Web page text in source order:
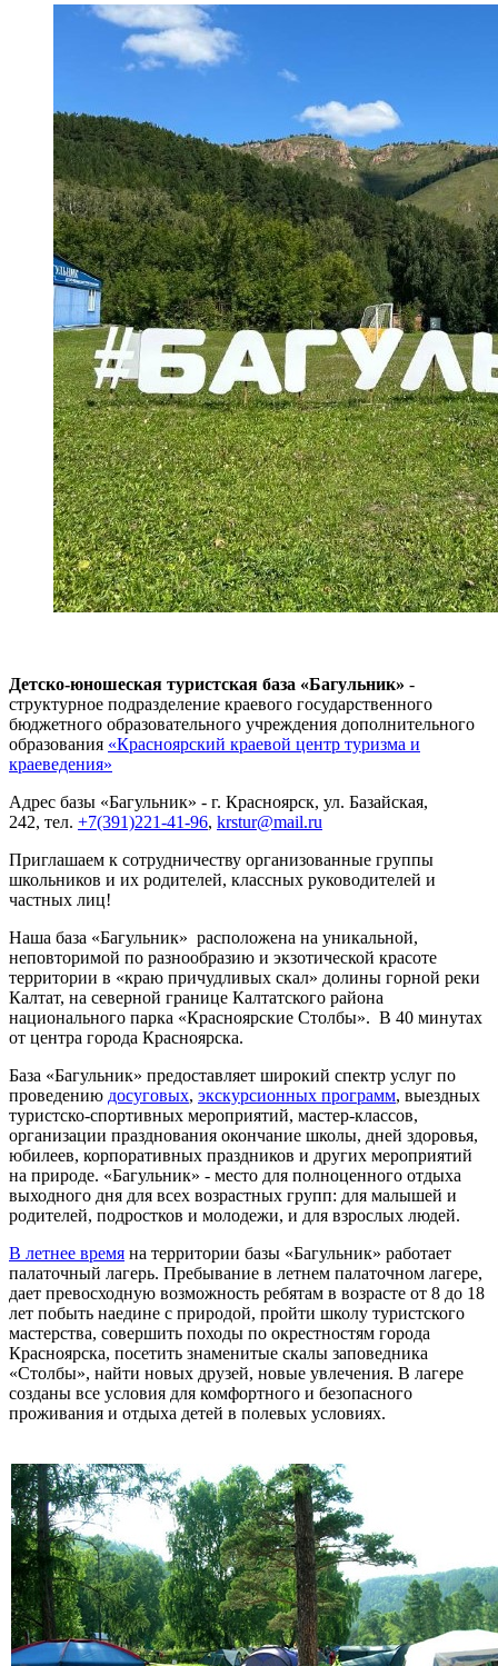
Детско-юношеская туристская база «Багульник» -
структурное подразделение краевого государственного
бюджетного образовательного учреждения дополнительного
образования «Красноярский краевой центр туризма и
краеведения»
Адрес базы «Багульник» - г. Красноярск, ул. Базайская,
242, тел. +7(391)221-41-96, krstur@mail.ru
Приглашаем к сотрудничеству организованные группы
школьников и их родителей, классных руководителей и
частных лиц!
Наша база «Багульник» расположена на уникальной,
неповторимой по разнообразию и экзотической красоте
территории в «краю причудливых скал» долины горной реки
Калтат, на северной границе Калтатского района
национального парка «Красноярские Столбы». В 40 минутах
от центра города Красноярска.
База «Багульник» предоставляет широкий спектр услуг по
проведению досуговых, экскурсионных программ, выездных
туристско-спортивных мероприятий, мастер-классов,
организации празднования окончание школы, дней здоровья,
юбилеев, корпоративных праздников и других мероприятий
на природе. «Багульник» - место для полноценного отдыха
выходного дня для всех возрастных групп: для малышей и
родителей, подростков и молодежи, и для взрослых людей.
В летнее время на территории базы «Багульник» работает
палаточный лагерь. Пребывание в летнем палаточном лагере,
дает превосходную возможность ребятам в возрасте от 8 до 18
лет побыть наедине с природой, пройти школу туристского
мастерства, совершить походы по окрестностям города
Красноярска, посетить знаменитые скалы заповедника
«Столбы», найти новых друзей, новые увлечения. В лагере
созданы все условия для комфортного и безопасного
проживания и отдыха детей в полевых условиях.